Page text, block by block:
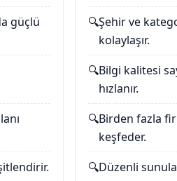
güçlü
🔍Şehir ve
kolaylaşır.
🔍Bilgi kalitesi
hızlanır.
🔍Birden fazla
keşfeder.
🔍Düzenli